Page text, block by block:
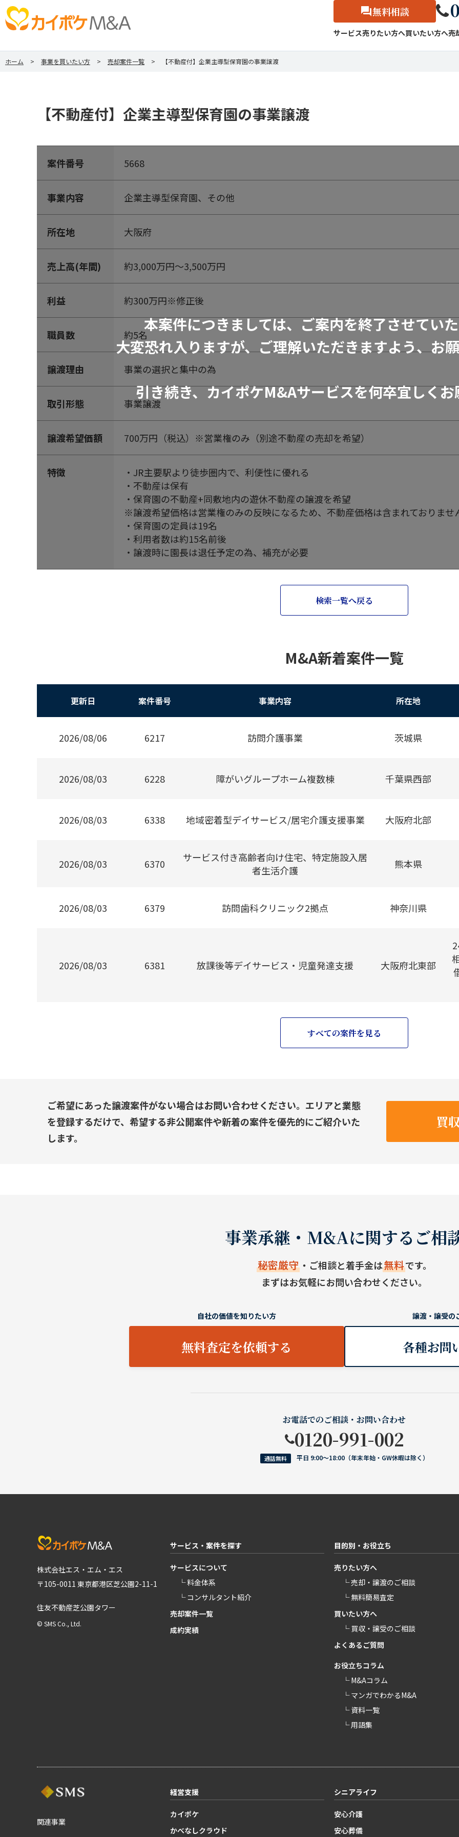
無料相談
サービス売りたい方へ買いたい方へ売
ホーム 事業を買いたい方 売却案件一覧 【不動産付】企業主導型保育園の事業譲渡
【不動産付】企業主導型保育園の事業譲渡
本案件につきましては、ご案内を終了させてい
大変恐れ入りますが、ご理解いただきますよう、お
引き続き、カイポケM&Aサービスを何卒宜しくお
案件番号 5668
事業内容 企業主導型保育園、その他
所在地 大阪府
売上高(年間) 約3,000万円～3,500万円
利益 約300万円※修正後
職員数 約5名
譲渡理由 事業の選択と集中の為
取引形態 事業譲渡
譲渡希望価額 700万円（税込）※営業権のみ（別途不動産の売却を希望）
特徴
・JR主要駅より徒歩圏内で、利便性に優れる
・不動産は保有
・保育園の不動産+同敷地内の遊休不動産の譲渡を希望
※譲渡希望価格は営業権のみの反映になるため、不動産価格は含まれておりませ
・保育園の定員は19名
・利用者数は約15名前後
・譲渡時に園長は退任予定の為、補充が必要
検索一覧へ戻る
M&A新着案件一覧
更新日 案件番号 事業内容 所在地
2026/08/06 6217 訪問介護事業 茨城県
2026/08/03 6228 障がいグループホーム複数棟 千葉県西部
2026/08/03 6338 地域密着型デイサービス/居宅介護支援事業 大阪府北部
2026/08/03 6370
サービス付き高齢者向け住宅、特定施設入居
者生活介護
熊本県
2026/08/03 6379 訪問歯科クリニック2拠点 神奈川県
2026/08/03 6381 放課後等デイサービス・児童発達支援 大阪府北東部
すべての案件を見る
ご希望にあった譲渡案件がない場合はお問い合わせください。エリアと業態
を登録するだけで、希望する非公開案件や新着の案件を優先的にご紹介いた
します。
買
事業承継・M&Aに関するご相
秘密厳守 ・ご相談と着手金は無料です。
まずはお気軽にお問い合わせください。
自社の価値を知りたい方
無料査定を依頼する
譲渡・譲受の
各種お問
お電話でのご相談・お問い合わせ
0120-991-002
通話無料 平日 9:00〜18:00（年末年始・GW休暇は除く）
株式会社エス・エム・エス
〒105-0011 東京都港区芝公園2-11-1
住友不動産芝公園タワー
© SMS Co., Ltd.
サービス・案件を探す
サービスについて
└ 料金体系
└ コンサルタント紹介
売却案件一覧
成約実績
目的別・お役立ち
売りたい方へ
└ 売却・譲渡のご相談
└ 無料簡易査定
買いたい方へ
└ 買収・譲受のご相談
よくあるご質問
お役立ちコラム
└ M&Aコラム
└ マンガでわかるM&A
└ 資料一覧
└ 用語集
関連事業
経営支援
カイポケ
かべなしクラウド
シニアライフ
安心介護
安心葬儀